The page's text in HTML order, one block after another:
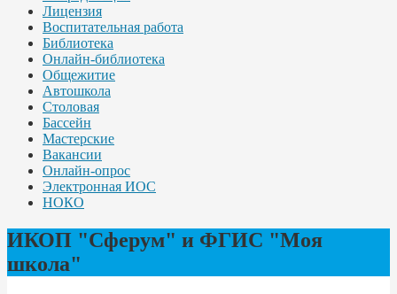
Лицензия
Воспитательная работа
Библиотека
Онлайн-библиотека
Общежитие
Автошкола
Столовая
Бассейн
Мастерские
Вакансии
Онлайн-опрос
Электронная ИОС
НОКО
ИКОП "Сферум" и ФГИС "Моя
школа"